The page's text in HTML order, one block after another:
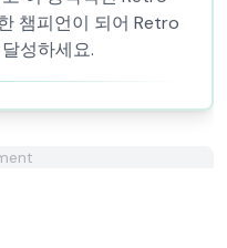
챔피언이 되어 Retro
성하세요.